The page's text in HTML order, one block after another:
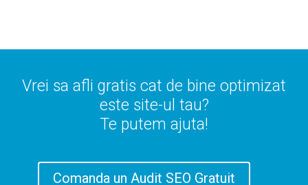
Vrei sa afli gratis cat de bine optimizat
este site-ul tau?
Te putem ajuta!
Comanda un Audit SEO Gratuit